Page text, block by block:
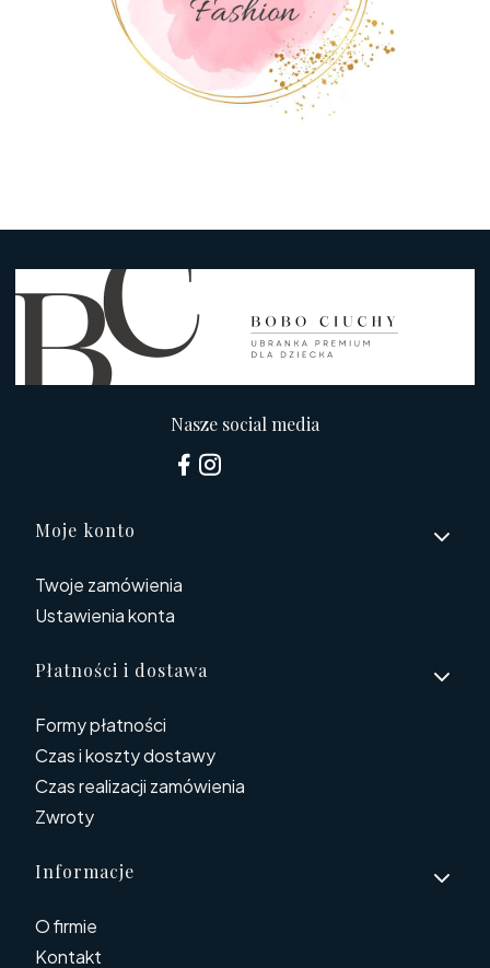
Nasze social media
Linki w stopce
Moje konto
Twoje zamówienia
Ustawienia konta
Płatności i dostawa
Formy płatności
Czas i koszty dostawy
Czas realizacji zamówienia
Zwroty
Informacje
O firmie
Kontakt